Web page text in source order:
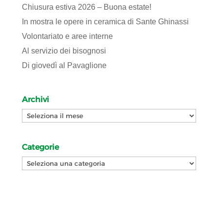
Chiusura estiva 2026 – Buona estate!
In mostra le opere in ceramica di Sante Ghinassi
Volontariato e aree interne
Al servizio dei bisognosi
Di giovedì al Pavaglione
Archivi
Archivi
Categorie
Categorie